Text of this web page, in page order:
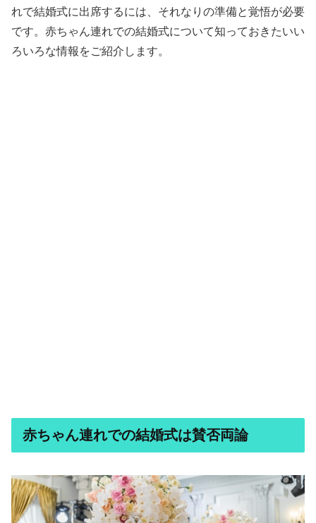
れで結婚式に出席するには、それなりの準備と覚悟が必要
です。赤ちゃん連れでの結婚式について知っておきたいい
ろいろな情報をご紹介します。
赤ちゃん連れでの結婚式は賛否両論